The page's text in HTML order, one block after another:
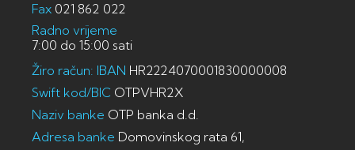
Fax 021 862 022
Radno vrijeme
7:00 do 15:00 sati
Žiro račun: IBAN HR2224070001830000008
Swift kod/BIC OTPVHR2X
Naziv banke OTP banka d.d.
Adresa banke Domovinskog rata 61,